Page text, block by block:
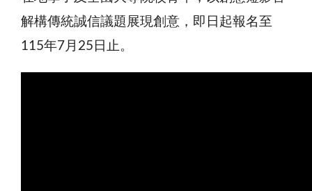
解構傳統誠信議題展現創意，即日起報名至
115年7月25日止。